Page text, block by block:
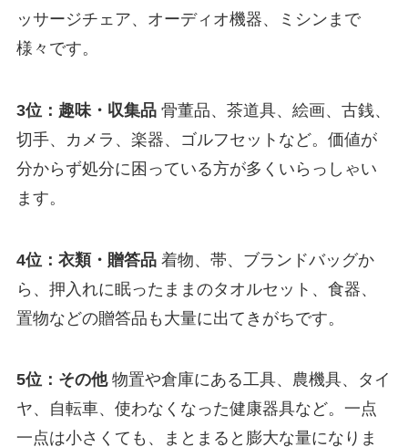
ッサージチェア、オーディオ機器、ミシンまで
様々です。
3位：趣味・収集品骨董品、茶道具、絵画、古銭、
切手、カメラ、楽器、ゴルフセットなど。価値が
分からず処分に困っている方が多くいらっしゃい
ます。
4位：衣類・贈答品着物、帯、ブランドバッグか
ら、押入れに眠ったままのタオルセット、食器、
置物などの贈答品も大量に出てきがちです。
5位：その他物置や倉庫にある工具、農機具、タイ
ヤ、自転車、使わなくなった健康器具など。一点
一点は小さくても、まとまると膨大な量になりま